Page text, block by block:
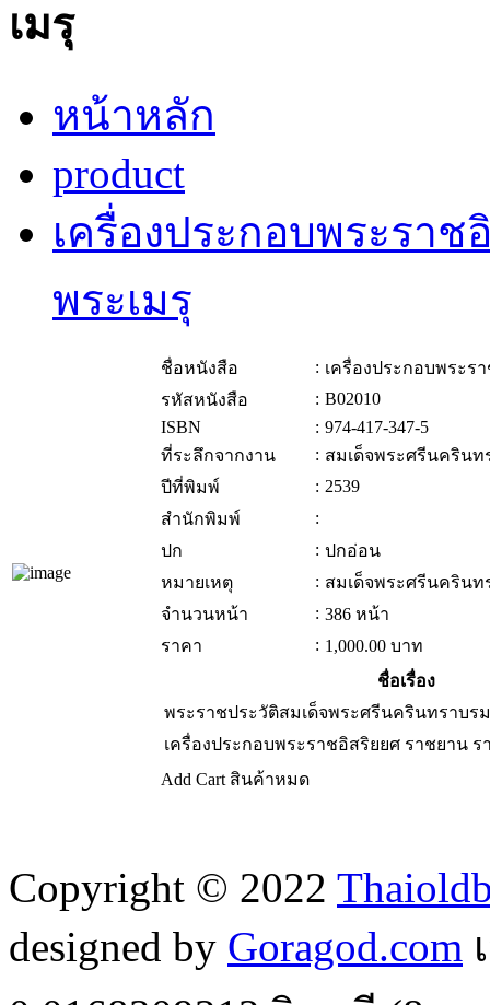
เมรุ
หน้าหลัก
product
เครื่องประกอบพระรา
พระเมรุ
ชื่อหนังสือ : เครื่องประกอบพระร
รหัสหนังสือ
: B02010
ISBN
: 974-417-347-5
ที่ระลึกจากงาน
: สมเด็จพระศรีนคริน
ปีที่พิมพ์
: 2539
สำนักพิมพ์
:
ปก
: ปกอ่อน
หมายเหตุ
: สมเด็จพระศรีนคริน
จำนวนหน้า
: 386 หน้า
ราคา
: 1,000.00 บาท
ชื่อเรื่อง
พระราชประวัติสมเด็จพระศรีนครินทราบร
เครื่องประกอบพระราชอิสริยยศ ราชยาน
Add Cart สินค้าหมด
Copyright © 2022
designed by Goragod.com